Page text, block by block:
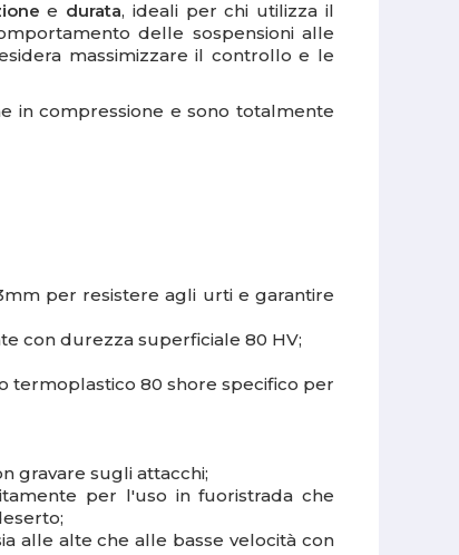
e durata, ideali per chi utilizza il
delle sospensioni alle
massimizzare il controllo e le
in compressione e sono totalmente
per resistere agli urti e garantire
con durezza superficiale 80 HV;
termoplastico 80 shore specifico per
gravare sugli attacchi;
per l'uso in fuoristrada che
alle alte che alle basse velocità con